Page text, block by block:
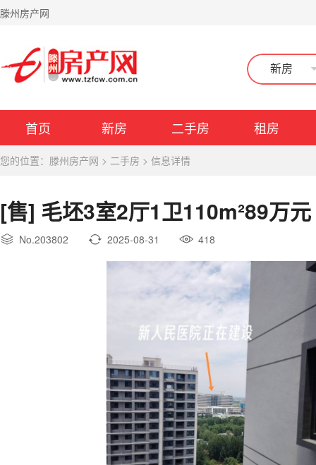
滕州房产网
新房
首页 新房 二手房 租房
您的位置： 滕州房产网 > 二手房 > 信息详情
[售] 毛坯3室2厅1卫110m²89万元
No.203802 2025-08-31 418